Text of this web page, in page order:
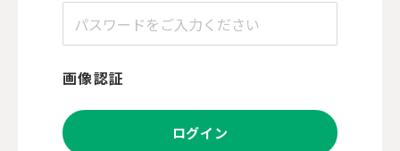
画像認証
ログイン